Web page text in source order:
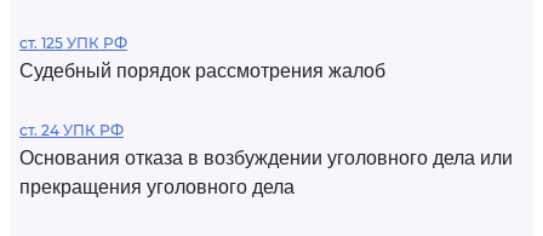
ст. 125 УПК РФ
Судебный порядок рассмотрения жалоб
ст. 24 УПК РФ
Основания отказа в возбуждении уголовного дела или
прекращения уголовного дела